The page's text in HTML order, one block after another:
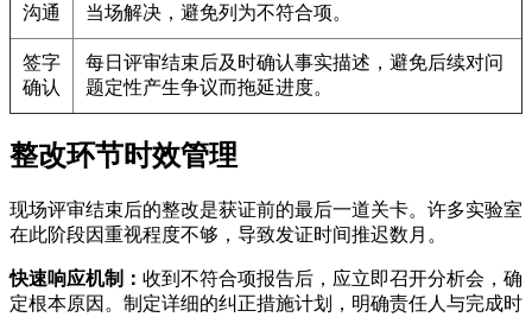
沟通
当场解决，避免列为不符合项。
签字
确认
每日评审结束后及时确认事实描述，避免后续对问
题定性产生争议而拖延进度。
整改环节时效管理
现场评审结束后的整改是获证前的最后一道关卡。许多实验室
在此阶段因重视程度不够，导致发证时间推迟数月。
快速响应机制： 收到不符合项报告后，应立即召开分析会，确
定根本原因。制定详细的纠正措施计划，明确责任人与完成时